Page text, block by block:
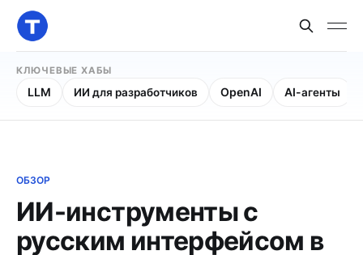
КЛЮЧЕВЫЕ ХАБЫ
LLM ИИ для разработчиков OpenAI AI-агенты
ОБЗОР
ИИ-инструменты с
русским интерфейсом в